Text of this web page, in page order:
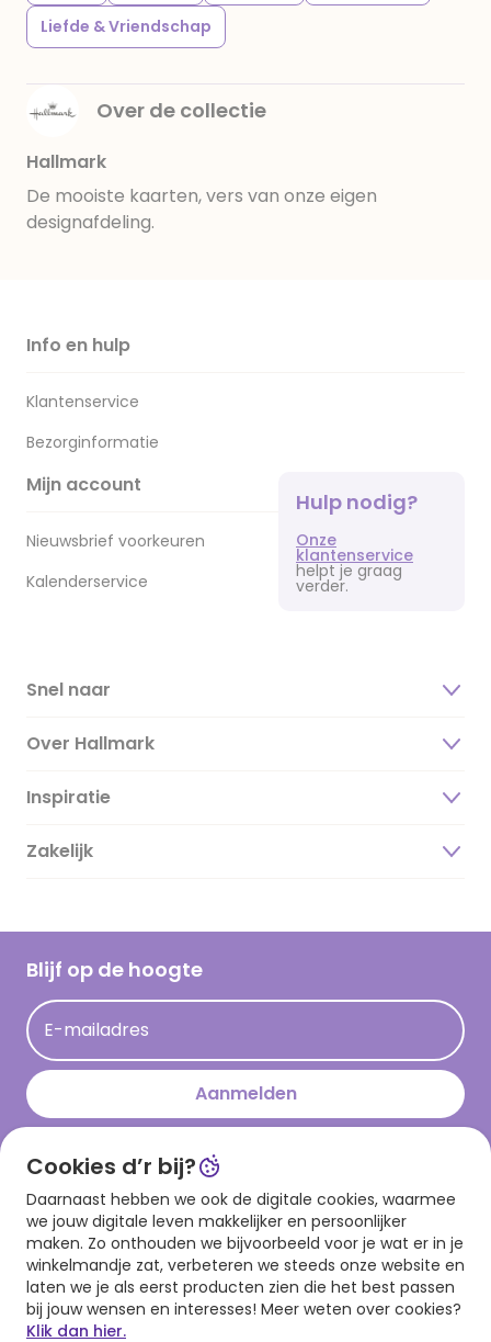
Liefde & Vriendschap
Over de collectie
Hallmark
De mooiste kaarten, vers van onze eigen
designafdeling.
Info en hulp
Klantenservice
Bezorginformatie
Mijn account
Nieuwsbrief voorkeuren
Kalenderservice
Hulp nodig?
Onze
klantenservice
helpt je graag
verder.
Snel naar
Over Hallmark
Over ons
Duurzaamheid
Hallmark Kaartclub
Acties
Persberichten
Hallmark en Kinderpostzegels
Inspiratie
Magazine
Cadeau inspiratie
Kaartinspiratie
Zakelijk
Blijf op de hoogte
E-mailadres
Aanmelden
Download onze app
Cookies d’r bij?
Daarnaast hebben we ook de digitale cookies, waarmee
we jouw digitale leven makkelijker en persoonlijker
maken. Zo onthouden we bijvoorbeeld voor je wat er in je
winkelmandje zat, verbeteren we steeds onze website en
laten we je als eerst producten zien die het best passen
bij jouw wensen en interesses! Meer weten over cookies?
Klik dan hier.